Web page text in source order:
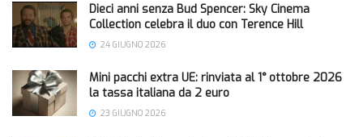
Dieci anni senza Bud Spencer: Sky Cinema
Collection celebra il duo con Terence Hill
24 GIUGNO 2026
Mini pacchi extra UE: rinviata al 1° ottobre 2026
la tassa italiana da 2 euro
23 GIUGNO 2026